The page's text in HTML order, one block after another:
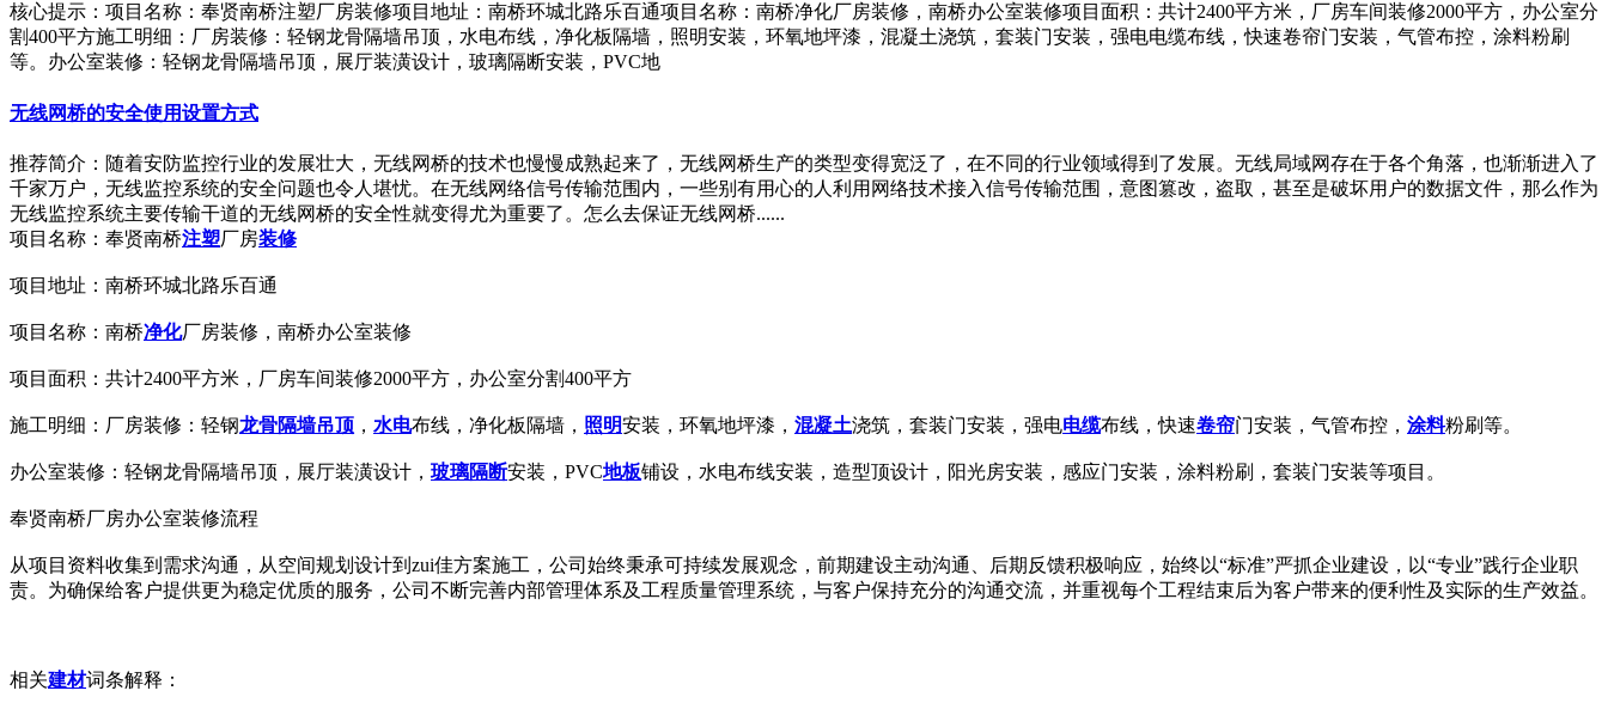
核心提示：项目名称：奉贤南桥注塑厂房装修项目地址：南桥环城北路乐百通项目名称：南桥净化厂房装修，南桥办公室装修项目面积：共计2400平方米，厂房车间装修2000平方，办公室分
割400平方施工明细：厂房装修：轻钢龙骨隔墙吊顶，水电布线，净化板隔墙，照明安装，环氧地坪漆，混凝土浇筑，套装门安装，强电电缆布线，快速卷帘门安装，气管布控，涂料粉刷
等。办公室装修：轻钢龙骨隔墙吊顶，展厅装潢设计，玻璃隔断安装，PVC地
无线网桥的安全使用设置方式
推荐简介：随着安防监控行业的发展壮大，无线网桥的技术也慢慢成熟起来了，无线网桥生产的类型变得宽泛了，在不同的行业领域得到了发展。无线局域网存在于各个角落，也渐渐进入了
千家万户，无线监控系统的安全问题也令人堪忧。在无线网络信号传输范围内，一些别有用心的人利用网络技术接入信号传输范围，意图篡改，盗取，甚至是破坏用户的数据文件，那么作为
无线监控系统主要传输干道的无线网桥的安全性就变得尤为重要了。怎么去保证无线网桥......
项目名称：奉贤南桥注塑厂房装修
项目地址：南桥环城北路乐百通
项目名称：南桥净化厂房装修，南桥办公室装修
项目面积：共计2400平方米，厂房车间装修2000平方，办公室分割400平方
施工明细：厂房装修：轻钢龙骨隔墙吊顶 ， 水电布线，净化板隔墙， 照明安装，环氧地坪漆， 混凝土浇筑，套装门安装，强电电缆布线，快速卷帘门安装，气管布控， 涂料粉刷等。
办公室装修：轻钢龙骨隔墙吊顶，展厅装潢设计， 玻璃隔断安装，PVC地板铺设，水电布线安装，造型顶设计，阳光房安装，感应门安装，涂料粉刷，套装门安装等项目。
奉贤南桥厂房办公室装修流程
从项目资料收集到需求沟通，从空间规划设计到zui佳方案施工，公司始终秉承可持续发展观念，前期建设主动沟通、后期反馈积极响应，始终以“标准”严抓企业建设，以“专业”践行企业职
责。为确保给客户提供更为稳定优质的服务，公司不断完善内部管理体系及工程质量管理系统，与客户保持充分的沟通交流，并重视每个工程结束后为客户带来的便利性及实际的生产效益。
相关建材词条解释：